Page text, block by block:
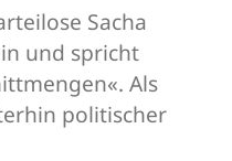
Sacha
und spricht
Als
politischer